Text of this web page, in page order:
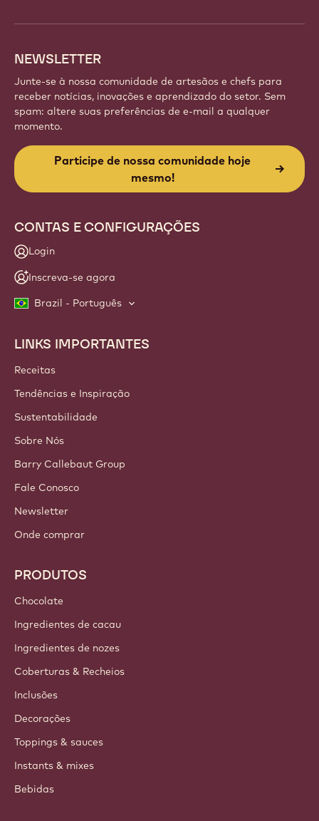
NEWSLETTER
Junte-se à nossa comunidade de artesãos e chefs para
receber notícias, inovações e aprendizado do setor. Sem
spam: altere suas preferências de e-mail a qualquer
momento.
Participe de nossa comunidade hoje
mesmo!
CONTAS E CONFIGURAÇÕES
Login
Inscreva-se agora
Brazil - Português
Footer
Callebaut
LINKS IMPORTANTES
Receitas
Tendências e Inspiração
Sustentabilidade
Sobre Nós
Barry Callebaut Group
Fale Conosco
Newsletter
Onde comprar
PRODUTOS
Chocolate
Ingredientes de cacau
Ingredientes de nozes
Coberturas & Recheios
Inclusões
Decorações
Toppings & sauces
Instants & mixes
Bebidas